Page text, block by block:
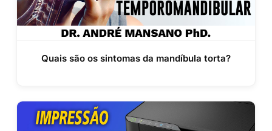
Quais são os sintomas da mandíbula torta?